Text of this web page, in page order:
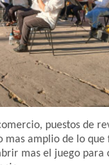
puestos de
mas amplio de lo
mas el juego